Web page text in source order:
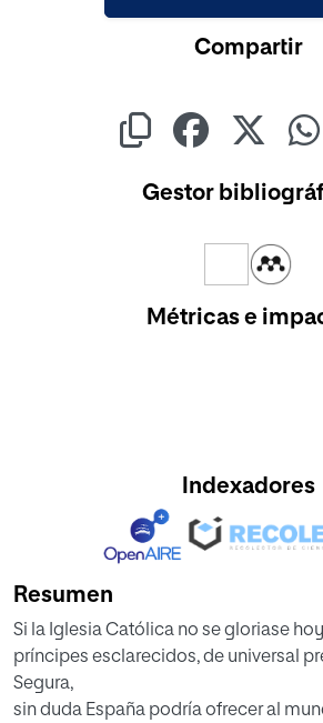
Compartir
Gestor
Métricas e
Indexadores
Resumen
Si la Iglesia Católica no se gloriase
príncipes esclarecidos, de universal
Segura,
sin duda España podría ofrecer al